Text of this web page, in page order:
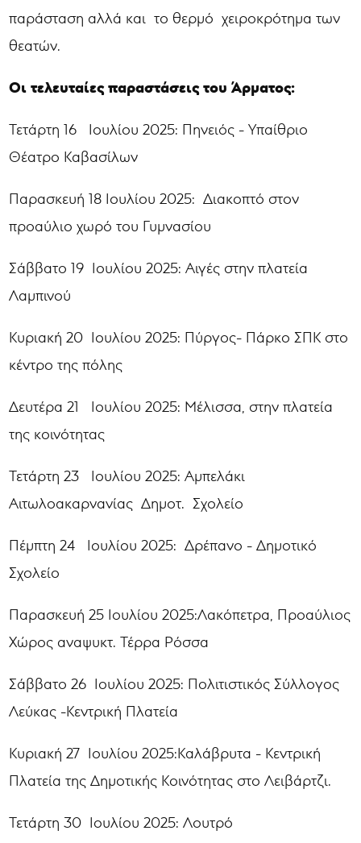
παράσταση αλλά και το θερμό χειροκρότημα των
θεατών.
Οι τελευταίες παραστάσεις του Άρματος:
Τετάρτη 16 Ιουλίου 2025: Πηνειός - Υπαίθριο
Θέατρο Καβασίλων
Παρασκευή 18 Ιουλίου 2025: Διακοπτό στον
προαύλιο χωρό του Γυμνασίου
Σάββατο 19 Ιουλίου 2025: Αιγές στην πλατεία
Λαμπινού
Κυριακή 20 Ιουλίου 2025: Πύργος- Πάρκο ΣΠΚ στο
κέντρο της πόλης
Δευτέρα 21 Ιουλίου 2025: Μέλισσα, στην πλατεία
της κοινότητας
Τετάρτη 23 Ιουλίου 2025: Αμπελάκι
Αιτωλοακαρνανίας Δημοτ. Σχολείο
Πέμπτη 24 Ιουλίου 2025: Δρέπανο - Δημοτικό
Σχολείο
Παρασκευή 25 Ιουλίου 2025:Λακόπετρα, Προαύλιος
Χώρος αναψυκτ. Τέρρα Ρόσσα
Σάββατο 26 Ιουλίου 2025: Πολιτιστικός Σύλλογος
Λεύκας -Κεντρική Πλατεία
Κυριακή 27 Ιουλίου 2025:Καλάβρυτα - Κεντρική
Πλατεία της Δημοτικής Κοινότητας στο Λειβάρτζι.
Τετάρτη 30 Ιουλίου 2025: Λουτρό